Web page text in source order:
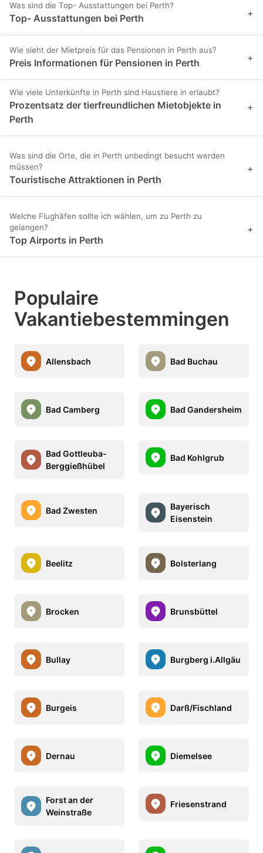
Was sind die Top- Ausstattungen bei Perth?
Top- Ausstattungen bei Perth +
Wie sieht der Mietpreis für das Pensionen in Perth aus?
Preis Informationen für Pensionen in Perth +
Wie viele Unterkünfte in Perth sind Haustiere in erlaubt?
Prozentsatz der tierfreundlichen Mietobjekte in
Perth
+
Was sind die Orte, die in Perth unbedingt besucht werden
müssen?
Touristische Attraktionen in Perth
+
Welche Flughäfen sollte ich wählen, um zu Perth zu
gelangen?
Top Airports in Perth
+
Populaire
Vakantiebestemmingen
Allensbach Bad Buchau
Bad Camberg Bad Gandersheim
Bad Gottleuba-
Berggießhübel
Bad Kohlgrub
Bad Zwesten
Bayerisch
Eisenstein
Beelitz Bolsterlang
Brocken Brunsbüttel
Bullay Burgberg i.Allgäu
Burgeis Darß/Fischland
Dernau Diemelsee
Forst an der
Weinstraße
Friesenstrand